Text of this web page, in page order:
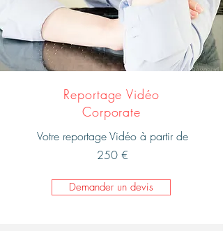
Reportage Vidéo
Corporate
Votre reportage Vidéo à partir de
250 €
Demander un devis